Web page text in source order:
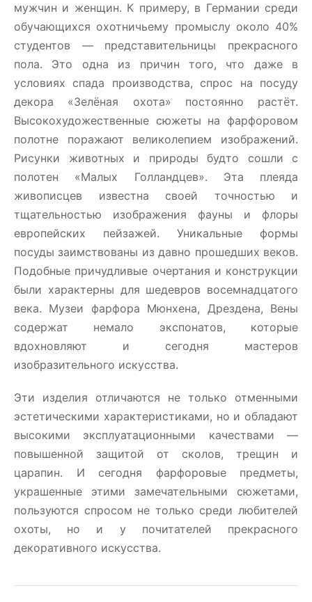
мужчин и женщин. К примеру, в Германии среди
обучающихся охотничьему промыслу около 40%
студентов — представительницы прекрасного
пола. Это одна из причин того, что даже в
условиях спада производства, спрос на посуду
декора «Зелёная охота» постоянно растёт.
Высокохудожественные сюжеты на фарфоровом
полотне поражают великолепием изображений.
Рисунки животных и природы будто сошли с
полотен «Малых Голландцев». Эта плеяда
живописцев известна своей точностью и
тщательностью изображения фауны и флоры
европейских пейзажей. Уникальные формы
посуды заимствованы из давно прошедших веков.
Подобные причудливые очертания и конструкции
были характерны для шедевров восемнадцатого
века. Музеи фарфора Мюнхена, Дрездена, Вены
содержат немало экспонатов, которые
вдохновляют и сегодня мастеров
изобразительного искусства.
Эти изделия отличаются не только отменными
эстетическими характеристиками, но и обладают
высокими эксплуатационными качествами —
повышенной защитой от сколов, трещин и
царапин. И сегодня фарфоровые предметы,
украшенные этими замечательными сюжетами,
пользуются спросом не только среди любителей
охоты, но и у почитателей прекрасного
декоративного искусства.